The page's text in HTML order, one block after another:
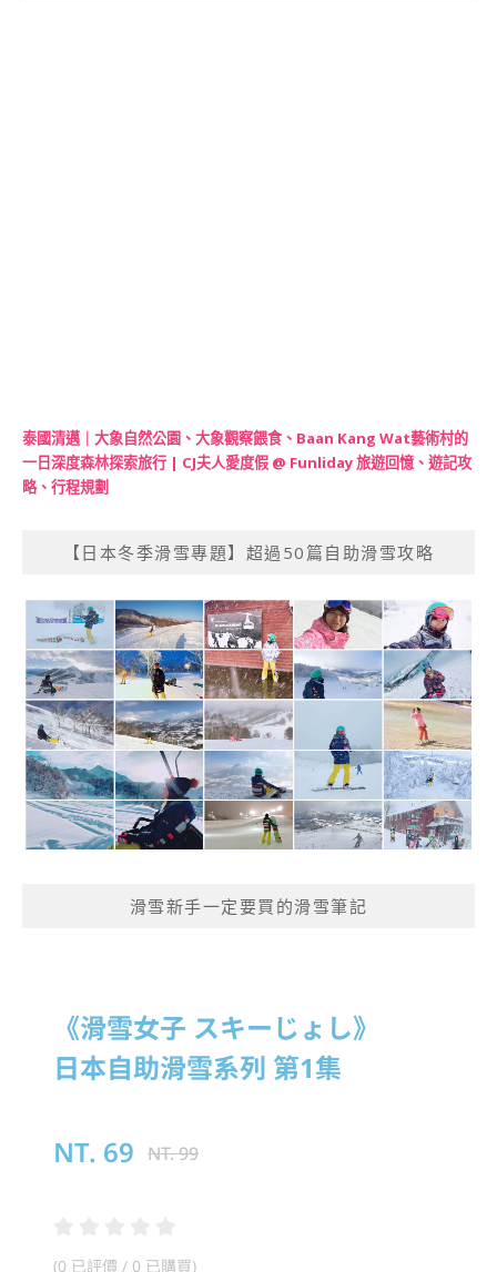
泰國清邁｜大象自然公園、大象觀察餵食、Baan Kang Wat藝術村的
一日深度森林探索旅行 | CJ夫人愛度假 @ Funliday 旅遊回憶、遊記攻
略、行程規劃
【日本冬季滑雪專題】超過50篇自助滑雪攻略
滑雪新手一定要買的滑雪筆記